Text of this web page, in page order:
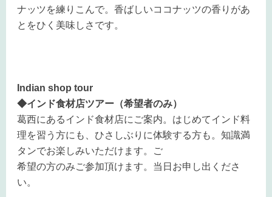
ナッツを練りこんで。香ばしいココナッツの香りがあ
とをひく美味しさです。
Indian shop tour
◆インド食材店ツアー（希望者のみ）
葛西にあるインド食材店にご案内。はじめてインド料
理を習う方にも、ひさしぶりに体験する方も。知識満
タンでお楽しみいただけます。ご
希望の方のみご参加頂けます。当日お申し出くださ
い。